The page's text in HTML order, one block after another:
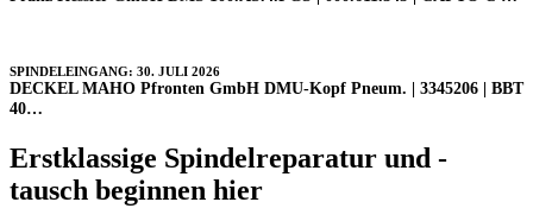
SPINDELEINGANG: 30. JULI 2026
DECKEL MAHO Pfronten GmbH DMU-Kopf Pneum. | 3345206 | BBT
40…
Erstklassige Spindelreparatur und -
tausch beginnen hier